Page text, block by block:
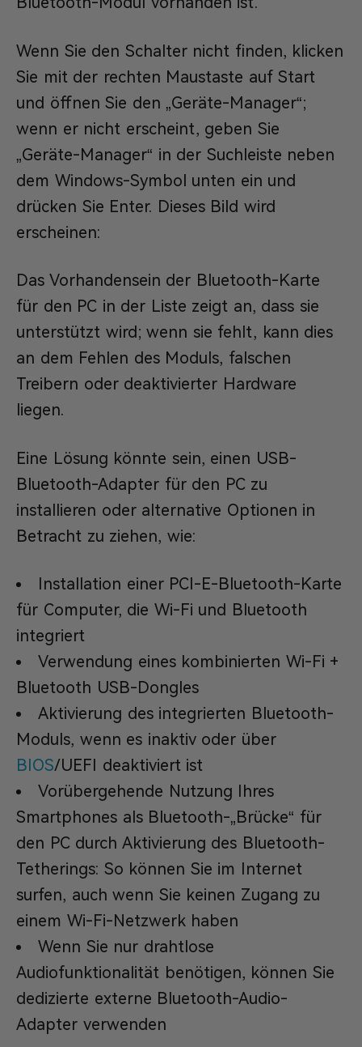
Wenn Sie den Schalter nicht finden, klicken
Sie mit der rechten Maustaste auf Start
und öffnen Sie den „Geräte-Manager“;
wenn er nicht erscheint, geben Sie
„Geräte-Manager“ in der Suchleiste neben
dem Windows-Symbol unten ein und
drücken Sie Enter. Dieses Bild wird
erscheinen:
Das Vorhandensein der Bluetooth-Karte
für den PC in der Liste zeigt an, dass sie
unterstützt wird; wenn sie fehlt, kann dies
an dem Fehlen des Moduls, falschen
Treibern oder deaktivierter Hardware
liegen.
Eine Lösung könnte sein, einen USB-
Bluetooth-Adapter für den PC zu
installieren oder alternative Optionen in
Betracht zu ziehen, wie:
Installation einer PCI-E-Bluetooth-Karte
für Computer, die Wi-Fi und Bluetooth
integriert
Verwendung eines kombinierten Wi-Fi +
Bluetooth USB-Dongles
Aktivierung des integrierten Bluetooth-
Moduls, wenn es inaktiv oder über
BIOS/UEFI deaktiviert ist
Vorübergehende Nutzung Ihres
Smartphones als Bluetooth-„Brücke“ für
den PC durch Aktivierung des Bluetooth-
Tetherings: So können Sie im Internet
surfen, auch wenn Sie keinen Zugang zu
einem Wi-Fi-Netzwerk haben
Wenn Sie nur drahtlose
Audiofunktionalität benötigen, können Sie
dedizierte externe Bluetooth-Audio-
Adapter verwenden